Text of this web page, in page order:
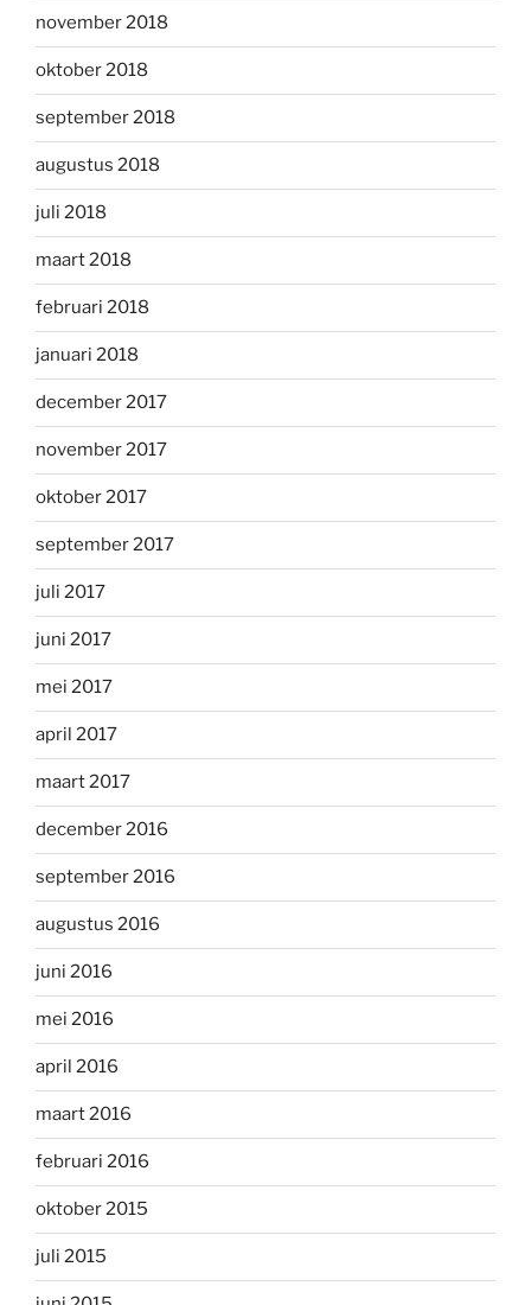
november 2018
oktober 2018
september 2018
augustus 2018
juli 2018
maart 2018
februari 2018
januari 2018
december 2017
november 2017
oktober 2017
september 2017
juli 2017
juni 2017
mei 2017
april 2017
maart 2017
december 2016
september 2016
augustus 2016
juni 2016
mei 2016
april 2016
maart 2016
februari 2016
oktober 2015
juli 2015